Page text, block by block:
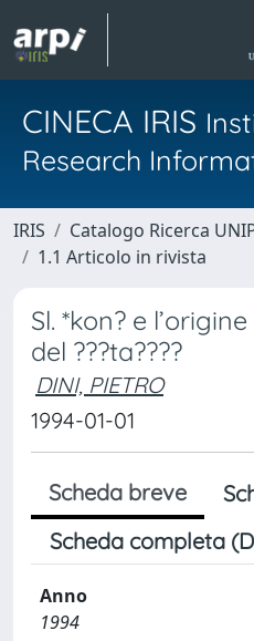
CINECA IRIS
Research
IRIS Catalogo Ricerca
1.1 Articolo in rivista
Sl. *kon? e
del ???ta????
DINI, PIETRO
1994-01-01
Scheda breve
Scheda completa
Anno
1994